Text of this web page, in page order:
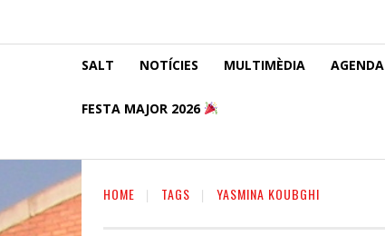
SALT NOTÍCIES MULTIMÈDIA AGENDA
FESTA MAJOR 2026
HOME TAGS YASMINA KOUBGHI